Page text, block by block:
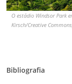
O estádio Windsor Park
Kirsch/Creative
Bibliografia